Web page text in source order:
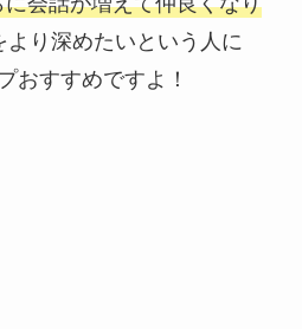
より深めたいという人に
おすすめですよ！